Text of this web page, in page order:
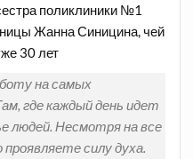
поликлиники №1
Жанна Синицина, чей
30 лет
на самых
где каждый день идет
людей. Несмотря на все
силу духа.